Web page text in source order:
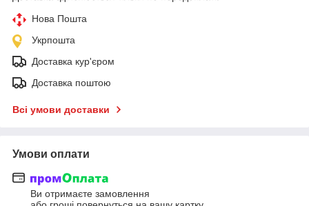
Нова Пошта
Укрпошта
Доставка кур'єром
Доставка поштою
Всі умови доставки
Умови оплати
Ви отримаєте замовлення